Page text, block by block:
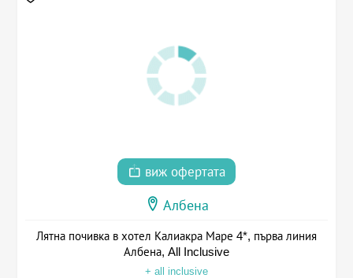
виж офертата
Албена
Лятна почивка в хотел Калиакра Маре 4*, първа линия
Албена, All Inclusive
+ all inclusive